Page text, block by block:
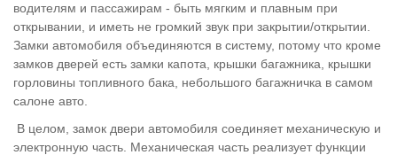
водителям и пассажирам - быть мягким и плавным при
открывании, и иметь не громкий звук при закрытии/открытии.
Замки автомобиля объединяются в систему, потому что кроме
замков дверей есть замки капота, крышки багажника, крышки
горловины топливного бака, небольшого багажничка в самом
салоне авто.
В целом, замок двери автомобиля соединяет механическую и
электронную часть. Механическая часть реализует функции